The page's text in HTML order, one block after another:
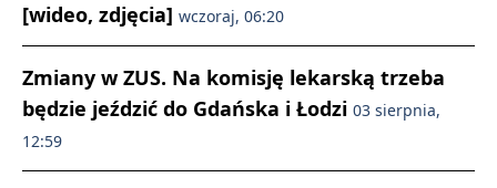
[wideo, zdjęcia] wczoraj, 06:20
Zmiany w ZUS. Na komisję lekarską trzeba
będzie jeździć do Gdańska i Łodzi 03 sierpnia,
12:59